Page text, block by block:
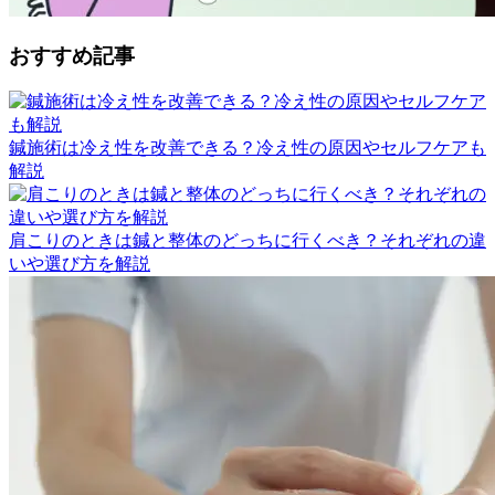
おすすめ記事
鍼施術は冷え性を改善できる？冷え性の原因やセルフケアも
解説
肩こりのときは鍼と整体のどっちに行くべき？それぞれの違
いや選び方を解説